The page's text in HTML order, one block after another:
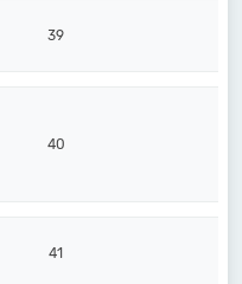
39
40
41